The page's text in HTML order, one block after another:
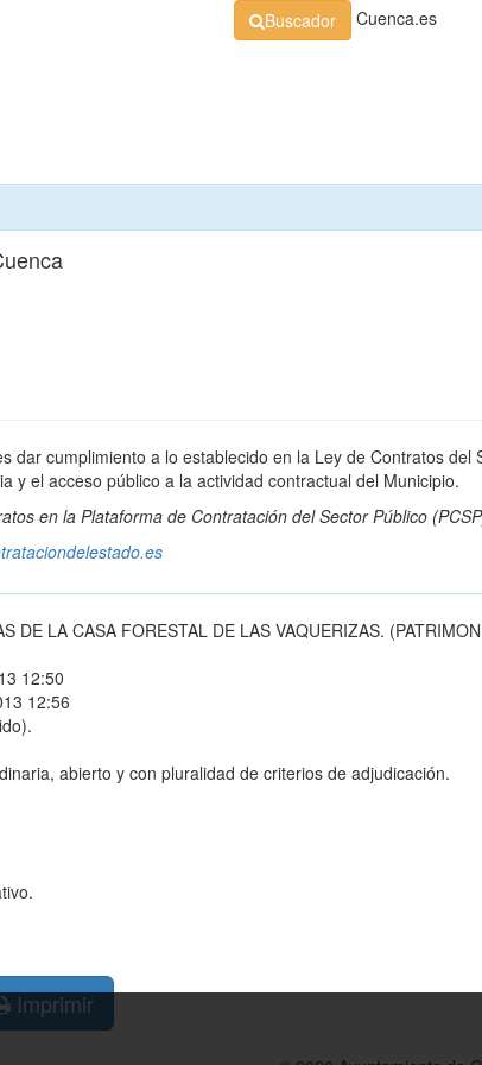
Buscador Cuenca.es
dar cumplimiento a lo establecido en la Ley de Contratos del
y el acceso público a la actividad contractual del Municipio.
en la Plataforma de Contratación del Sector Público
DE LA CASA FORESTAL DE LAS VAQUERIZAS.
12:50
12:56
abierto y con pluralidad de criterios de adjudicación.
Imprimir